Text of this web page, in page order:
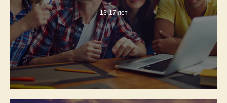
13-17 лет